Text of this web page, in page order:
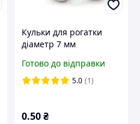
Кульки для рогатки
діаметр 7 мм
(1 шт)
Готово до відправки
5.0 (1)
0.50₴